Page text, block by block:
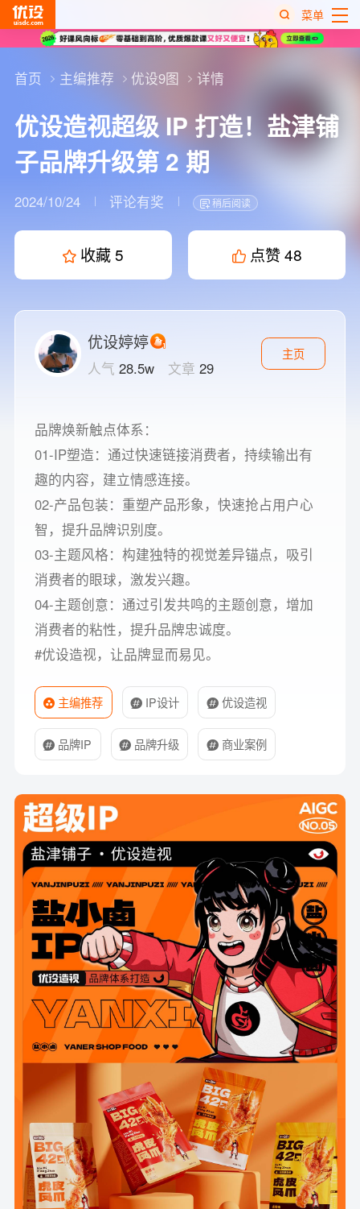
菜单
首页 主编推荐 优设9图 详情
优设造视超级 IP 打造！盐津铺
子品牌升级第 2 期
2024/10/24 评论有奖 稍后阅读
收藏5 点赞 48
品牌焕新触点体系：
01-IP塑造：通过快速链接消费者，持续输出有
趣的内容，建立情感连接。
02-产品包装：重塑产品形象，快速抢占用户心
智，提升品牌识别度。
03-主题风格：构建独特的视觉差异锚点，吸引
消费者的眼球，激发兴趣。
04-主题创意：通过引发共鸣的主题创意，增加
消费者的粘性，提升品牌忠诚度。
#优设造视，让品牌显而易见。
主编推荐 IP设计 优设造视
品牌IP 品牌升级 商业案例
优设婷婷
人气 28.5w 文章 29
主页